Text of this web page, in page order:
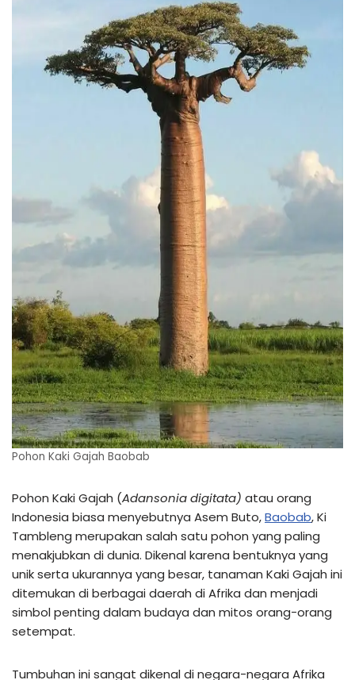
Pohon Kaki Gajah Baobab
Pohon Kaki Gajah (Adansonia digitata) atau orang
Indonesia biasa menyebutnya Asem Buto,Baobab, Ki
Tambleng merupakan salah satu pohon yang paling
menakjubkan di dunia. Dikenal karena bentuknya yang
unik serta ukurannya yang besar, tanaman Kaki Gajah ini
ditemukan di berbagai daerah di Afrika dan menjadi
simbol penting dalam budaya dan mitos orang-orang
setempat.
Tumbuhan ini sangat dikenal di negara-negara Afrika